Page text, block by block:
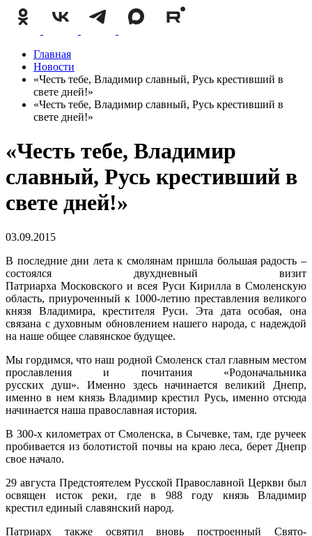
Главная
Новости
«Честь тебе, Владимир славный, Русь крестивший в
свете дней!»
«Честь тебе, Владимир славный, Русь крестивший в
свете дней!»
«Честь тебе, Владимир
славный, Русь крестивший в
свете дней!»
03.09.2015
В последние дни лета к смолянам пришла большая радость –
состоялся двухдневный визит
Патриарха Московского и всея Руси Кирилла в Смоленскую
область, приуроченный к 1000-летию преставления великого
князя Владимира, крестителя Руси. Эта дата особая, она
связана с духовным обновлением нашего народа, с надеждой
на наше общее славянское будущее.
Мы гордимся, что наш родной Смоленск стал главным местом
прославления и почитания «Родоначальника
русских душ». Именно здесь начинается великий Днепр,
именно в нем князь Владимир крестил Русь, именно отсюда
начинается наша православная история.
В 300-х километрах от Смоленска, в Сычевке, там, где ручеек
пробивается из болотистой почвы на краю леса, берет Днепр
свое начало.
29 августа Предстоятелем Русской Православной Церкви был
освящен исток реки, где в 988 году князь Владимир
крестил единый славянский народ.
Патриарх также освятил вновь построенный Свято-